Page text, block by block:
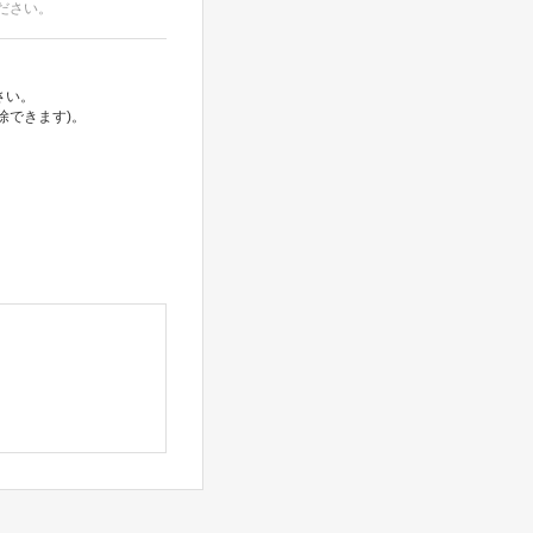
い。
。
きます)。